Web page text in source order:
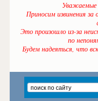
Уважаемые
Приносим извинения
Это произошло из-за
по
Будем надеяться, что